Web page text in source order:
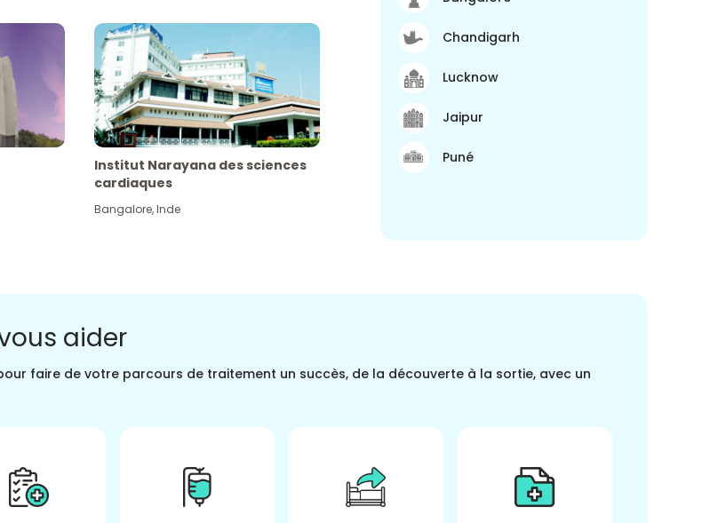
Institut Narayana des sciences
cardiaques
Bangalore,Inde
Chandigarh
Lucknow
Jaipur
Puné
aider
faire de votre parcours de traitement un succès, de la découverte à la sortie, avec un